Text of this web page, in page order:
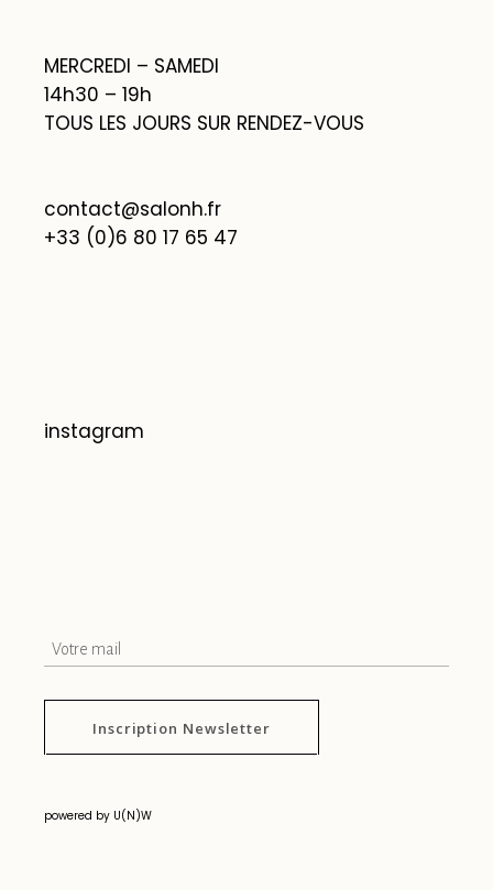
MERCREDI – SAMEDI
14h30 – 19h
TOUS LES JOURS SUR RENDEZ-VOUS
contact@salonh.fr
+33 (0)6 80 17 65 47
instagram
Inscription Newsletter
powered by U(N)W